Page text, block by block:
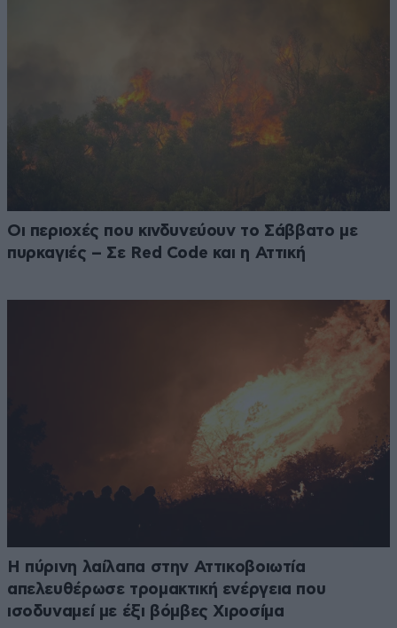
Οι περιοχές που κινδυνεύουν το Σάββατο με
πυρκαγιές – Σε Red Code και η Αττική
Η πύρινη λαίλαπα στην Αττικοβοιωτία
απελευθέρωσε τρομακτική ενέργεια που
ισοδυναμεί με έξι βόμβες Χιροσίμα